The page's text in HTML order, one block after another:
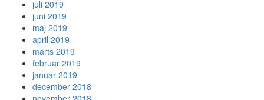
juli 2019
juni 2019
maj 2019
april 2019
marts 2019
februar 2019
januar 2019
december 2018